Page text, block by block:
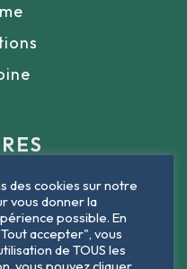
- 12h
- 12h
- 12h
des cookies sur notre
vous donner la
possible. En
accepter", vous
de TOUS les